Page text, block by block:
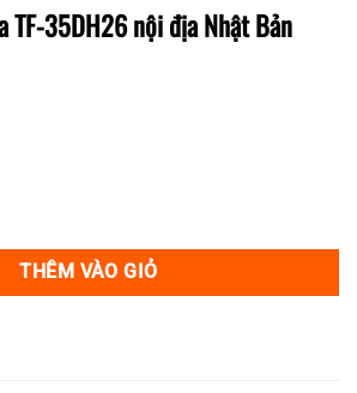
TF-35DH26 nội địa Nhật Bản
35DH26 nội địa Nhật Bản động cơ DC số lượng
THÊM VÀO GIỎ